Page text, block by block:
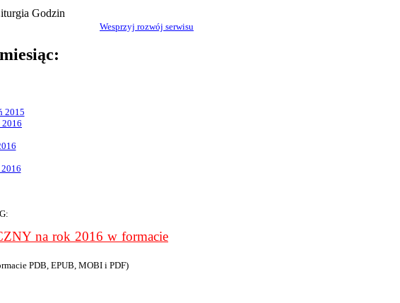
Wesprzyj rozwój serwisu
2015
2016
na rok 2016 w formacie
PDB, EPUB, MOBI i PDF)